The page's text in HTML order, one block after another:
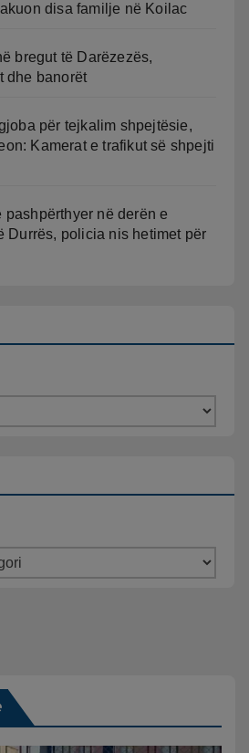
disa familje në Koilac
bregut të Darëzezës,
dhe banorët
për tejkalim shpejtësie,
Kamerat e trafikut së shpejti
pashpërthyer në derën e
Durrës, policia nis hetimet për